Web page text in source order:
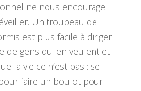
ne nous encourage
Un troupeau de
est plus facile à diriger
de gens qui en veulent et
la vie ce n’est pas : se
faire un boulot pour